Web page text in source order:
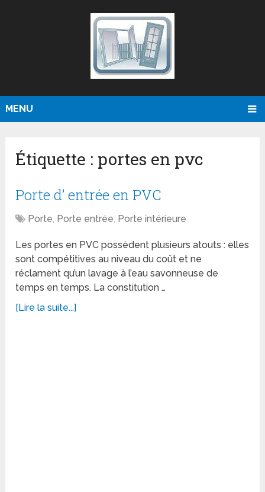
MENU
Étiquette : portes en pvc
Porte d’ entrée en PVC
Porte, Porte entrée, Porte intérieure
Les portes en PVC possèdent plusieurs atouts : elles
sont compétitives au niveau du coût et ne
réclament qu’un lavage à l’eau savonneuse de
temps en temps. La constitution …
[Lire la suite...]